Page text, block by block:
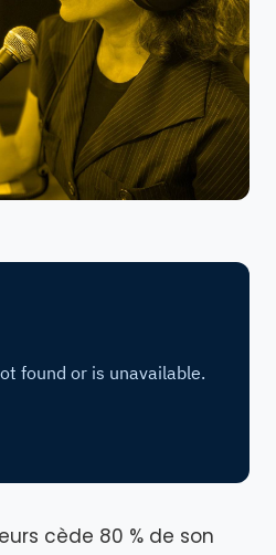
cède 80 % de son